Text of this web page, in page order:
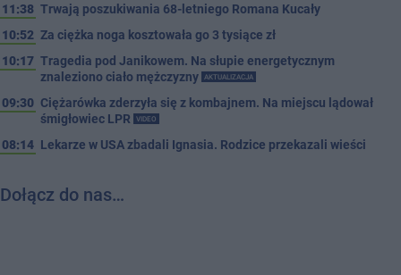
11:38 Trwają poszukiwania 68-letniego Romana Kucały
10:52 Za ciężka noga kosztowała go 3 tysiące zł
10:17 Tragedia pod Janikowem. Na słupie energetycznym
znaleziono ciało mężczyzny
AKTUALIZACJA
09:30 Ciężarówka zderzyła się z kombajnem. Na miejscu lądował
śmigłowiec LPR
VIDEO
08:14 Lekarze w USA zbadali Ignasia. Rodzice przekazali wieści
Dołącz do nas…